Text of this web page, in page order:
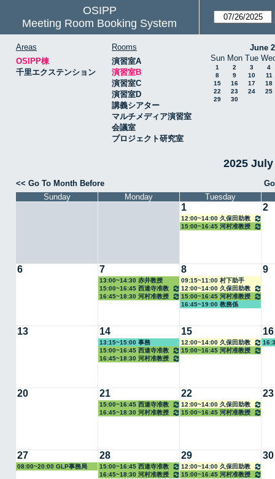
OSIPP
Meeting Room Booking System
Areas
OSIPP棟
千里エクステンション
Rooms
演習室A
演習室B
演習室C
演習室D
講義シアター
マルチメディア演習室
会議室
プロジェクト研究室
June
Sun Mon Tue
1 2 3
4
8
9 10
11
15
16 17
18
22
23 24
25
29
30
2025 July
<< Go To Month Before
Sunday
Monday Tuesday
1
12:00~14:00 久保田助教
15:00~16:45 河村准教授
2
6 7
13:00~14:30 赤井教授
15:00~16:45 西連寺准教
授
16:45~18:30 河村准教授
8
09:15~11:00 村下助手
12:00~14:00 久保田助教
15:00~16:45 河村准教授
16:45~19:00 教務係
9
13 14
13:15~15:00 事務
15:00~16:45 西連寺准教
授
16:45~18:30 河村准教授
15
12:00~14:00 久保田助教
15:00~16:45 河村准教授
16
20 21
15:00~16:45 西連寺准教
授
16:45~18:30 河村准教授
22
12:00~14:00 久保田助教
15:00~16:45 河村准教授
23
27
08:00~20:00 GLP事務局
28
15:00~16:45 西連寺准教
授
16:45~18:30 河村准教授
29
12:00~14:00 久保田助教
15:00~16:45 河村准教授
30